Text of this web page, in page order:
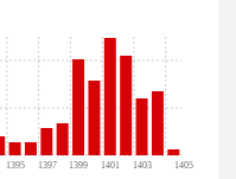
1395 1397 1399 1401 1403 1405